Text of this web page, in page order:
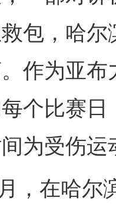
包，哈
作为亚
个比赛
为受伤
在哈尔